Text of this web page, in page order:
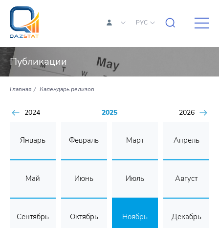
РУС
Публикации
Главная Календарь релизов
2024 2025 2026
Январь Февраль Март Апрель
Май Июнь Июль Август
Сентябрь Октябрь Ноябрь Декабрь